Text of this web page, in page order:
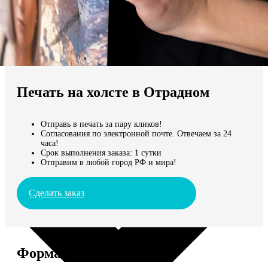
Мы доставляем по всему миру
Печать на холсте в Отрадном
Отправь в печать за пару кликов!
Согласования по электронной почте. Отвечаем за 24
часа!
Срок выполнения заказа: 1 сутки
Отправим в любой город РФ и мира!
Сделать заказ
Форматы и цены